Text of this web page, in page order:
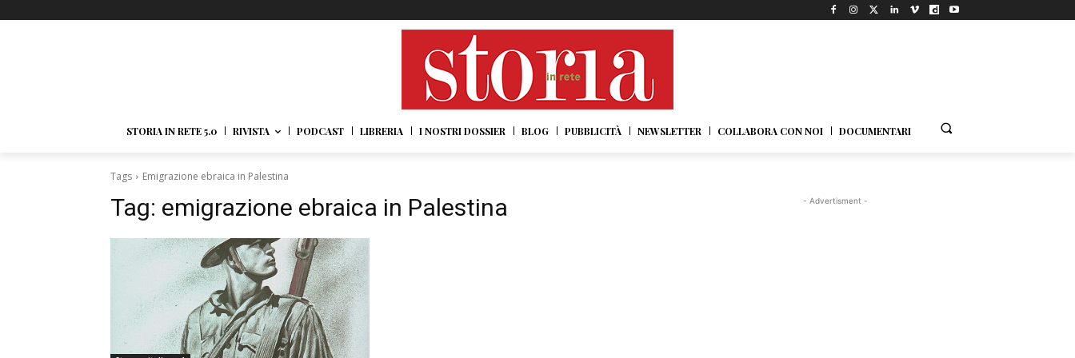
STORIA IN RETE 5.0 RIVISTA PODCAST LIBRERIA I NOSTRI DOSSIER BLOG PUBBLICITÀ NEWSLETTER COLLABORA CON NOI DOCUMENTARI
Tags Emigrazione ebraica in Palestina
Tag: emigrazione ebraica in Palestina - Advertisment -